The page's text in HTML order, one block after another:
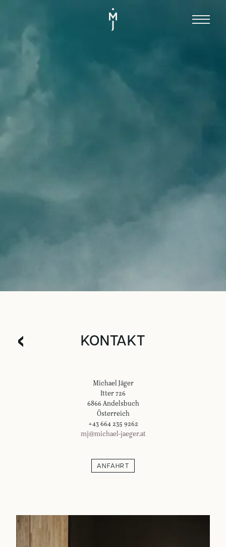
KONTAKT
Michael Jäger
Itter 726
6866 Andelsbuch
Österreich
+43 664 235 9262
mj@michael-jaeger.at
ANFAHRT